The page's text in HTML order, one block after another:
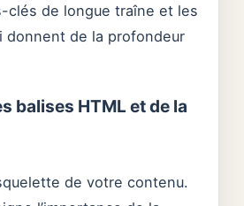
clés de longue traîne et les
donnent de la profondeur
balises HTML et de la
de votre contenu.